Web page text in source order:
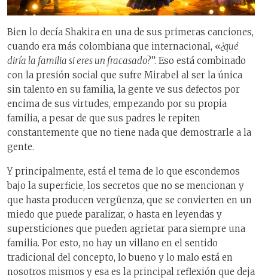
Bien lo decía Shakira en una de sus primeras canciones,
cuando era más colombiana que internacional, «¿qué
diría la familia si eres un fracasado?”. Eso está combinado
con la presión social que sufre Mirabel al ser la única
sin talento en su familia, la gente ve sus defectos por
encima de sus virtudes, empezando por su propia
familia, a pesar de que sus padres le repiten
constantemente que no tiene nada que demostrarle a la
gente.
Y principalmente, está el tema de lo que escondemos
bajo la superficie, los secretos que no se mencionan y
que hasta producen vergüenza, que se convierten en un
miedo que puede paralizar, o hasta en leyendas y
supersticiones que pueden agrietar para siempre una
familia. Por esto, no hay un villano en el sentido
tradicional del concepto, lo bueno y lo malo está en
nosotros mismos y esa es la principal reflexión que deja